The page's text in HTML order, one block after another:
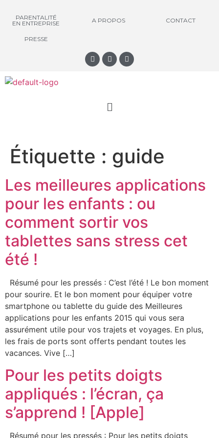
PARENTALITÉ
EN ENTREPRISE
A PROPOS CONTACT
PRESSE
Étiquette : guide
Les meilleures applications
pour les enfants : ou
comment sortir vos
tablettes sans stress cet
été !
Résumé pour les pressés : C’est l’été ! Le bon moment
pour sourire. Et le bon moment pour équiper votre
smartphone ou tablette du guide des Meilleures
applications pour les enfants 2015 qui vous sera
assurément utile pour vos trajets et voyages. En plus,
les frais de ports sont offerts pendant toutes les
vacances. Vive […]
Pour les petits doigts
appliqués : l’écran, ça
s’apprend ! [Apple]
Résumé pour les pressés : Pour les petits doigts